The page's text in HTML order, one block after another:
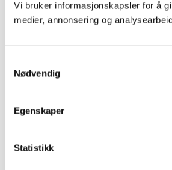
Vi bruker informasjonskapsler for å
medier, annonsering og
Nødvendig
Egenskaper
Statistikk